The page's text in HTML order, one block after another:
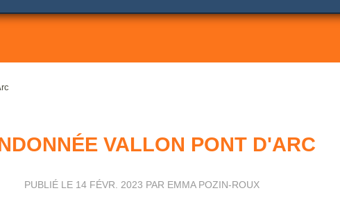
VALLON PONT D'ARC
PUBLIÉ LE 14 FÉVR. 2023 PAR EMMA POZIN-ROUX